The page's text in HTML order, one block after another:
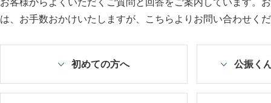
お客様からよくいただくご質問と回答をご案内しています。
は、お手数おかけいたしますが、こちらよりお問い合わせく
初めての方へ 公振く